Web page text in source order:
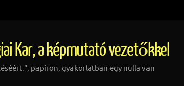
Kar, a képmutató vezetőkkel
papíron, gyakorlatban egy nulla van